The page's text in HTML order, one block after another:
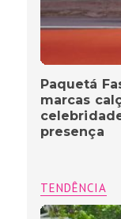
Paquetá
marcas
presença
TENDÊNCIA